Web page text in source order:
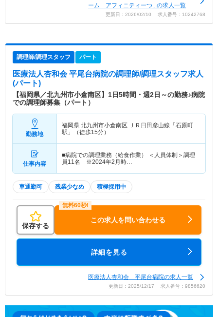
ーム アフィニティーつ...の求人一覧
更新日：2026/02/10 求人番号：10242768
調理師/調理スタッフ パート
医療法人杏和会 平尾台病院の調理師/調理スタッフ求人
(パート)
【福岡県／北九州市小倉南区】1日5時間・週2日～の勤務♪病院
での調理師募集（パート）
勤務地
福岡県 北九州市小倉南区
ＪＲ日田彦山線「石原町
駅」（徒歩15分）
仕事内容
■病院での調理業務（給食作業） ＜人員体制＞調理
員11名 ※2024年2月時…
車通勤可 残業少なめ 積極採用中
保存する
この求人を問い合わせる
詳細を見る
医療法人杏和会 平尾台病院の求人一覧
更新日：2025/12/17 求人番号：9856620